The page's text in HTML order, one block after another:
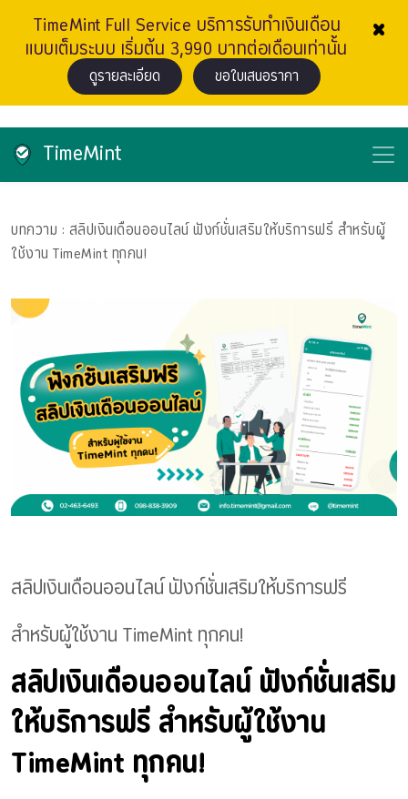
×
TimeMint Full Service บริการรับทำเงินเดือน
แบบเต็มระบบ เริ่มต้น 3,990 บาทต่อเดือนเท่านั้น
ดูรายละเอียด ขอใบเสนอราคา
TimeMint
บทความ : สลิปเงินเดือนออนไลน์ ฟังก์ชั่นเสริมให้บริการฟรี สำหรับผู้
ใช้งาน TimeMint ทุกคน!
สลิปเงินเดือนออนไลน์ ฟังก์ชั่นเสริมให้บริการฟรี
สำหรับผู้ใช้งาน TimeMint ทุกคน!
สลิปเงินเดือนออนไลน์ ฟังก์ชั่นเสริม
ให้บริการฟรี สำหรับผู้ใช้งาน
TimeMint ทุกคน!